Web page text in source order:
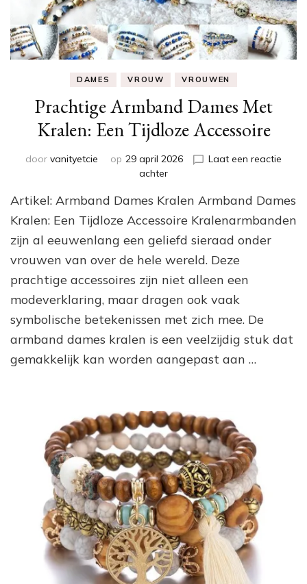
DAMES VROUW VROUWEN
Prachtige Armband Dames Met
Kralen: Een Tijdloze Accessoire
door vanityetcie op 29 april 2026
Laat een reactie
achterop
Armband
Dames
Kralen:
Een
Tijdloze
Accessoire
Artikel: Armband Dames Kralen Armband Dames
Kralen: Een Tijdloze Accessoire Kralenarmbanden
zijn al eeuwenlang een geliefd sieraad onder
vrouwen van over de hele wereld. Deze
prachtige accessoires zijn niet alleen een
modeverklaring, maar dragen ook vaak
symbolische betekenissen met zich mee. De
armband dames kralen is een veelzijdig stuk dat
gemakkelijk kan worden aangepast aan …